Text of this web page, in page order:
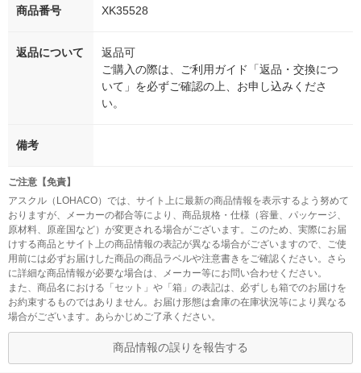
商品番号 XK35528
返品について
返品可
ご購入の際は、ご利用ガイド「返品・交換につ
いて」を必ずご確認の上、お申し込みくださ
い。
備考
ご注意【免責】
アスクル（LOHACO）では、サイト上に最新の商品情報を表示するよう努めて
おりますが、メーカーの都合等により、商品規格・仕様（容量、パッケージ、
原材料、原産国など）が変更される場合がございます。このため、実際にお届
けする商品とサイト上の商品情報の表記が異なる場合がございますので、ご使
用前には必ずお届けした商品の商品ラベルや注意書きをご確認ください。さら
に詳細な商品情報が必要な場合は、メーカー等にお問い合わせください。
また、商品名における「セット」や「箱」の表記は、必ずしも箱でのお届けを
お約束するものではありません。お届け形態は倉庫の在庫状況等により異なる
場合がございます。あらかじめご了承ください。
商品情報の誤りを報告する